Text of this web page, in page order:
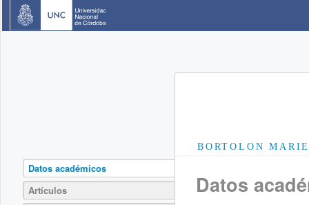
BORTOLON
Datos académicos
Artículos
Datos